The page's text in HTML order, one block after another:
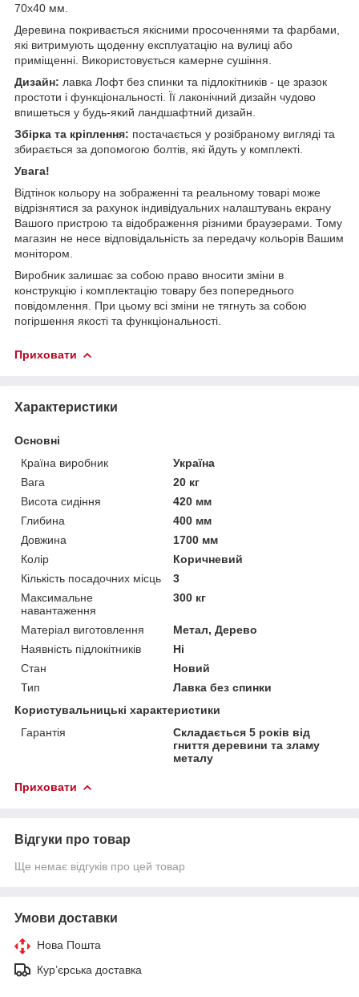
70х40 мм.
Деревина покривається якісними просоченнями та фарбами,
які витримують щоденну експлуатацію на вулиці або
приміщенні. Використовується камерне сушіння.
Дизайн: лавка Лофт без спинки та підлокітників - це зразок
простоти і функціональності. Її лаконічний дизайн чудово
впишеться у будь-який ландшафтний дизайн.
Збірка та кріплення: постачається у розібраному вигляді та
збирається за допомогою болтів, які йдуть у комплекті.
Увага!
Відтінок кольору на зображенні та реальному товарі може
відрізнятися за рахунок індивідуальних налаштувань екрану
Вашого пристрою та відображення різними браузерами. Тому
магазин не несе відповідальність за передачу кольорів Вашим
монітором.
Виробник залишає за собою право вносити зміни в
конструкцію і комплектацію товару без попереднього
повідомлення. При цьому всі зміни не тягнуть за собою
погіршення якості та функціональності.
Приховати
Характеристики
Основні
Країна виробник
Україна
Вага
20 кг
Висота сидіння
420 мм
Глибина
400 мм
Довжина
1700 мм
Колір
Коричневий
Кількість посадочних місць
3
Максимальне
навантаження
300 кг
Матеріал виготовлення
Метал, Дерево
Наявність підлокітників
Ні
Стан
Новий
Тип
Лавка без спинки
Користувальницькі характеристики
Гарантія
Складається 5 років від
гниття деревини та зламу
металу
Приховати
Відгуки про товар
Ще немає відгуків про цей товар
Умови доставки
Нова Пошта
Кур’єрська доставка